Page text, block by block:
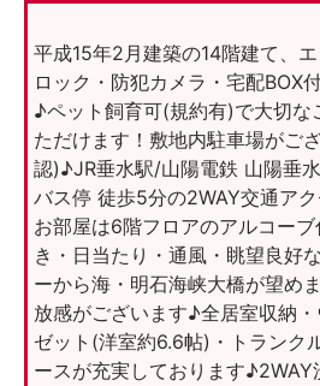
平成15年2月建築の14階建て、
ロック・防犯カメラ・宅配BOX
♪ペット飼育可(規約有)で大切な
ただけます！敷地内駐車場がご
認)♪JR垂水駅/山陽電鉄 山陽垂
バス停 徒歩5分の2WAY交通アク
お部屋は6階フロアのアルコー
き・日当たり・通風・眺望良好
ーから海・明石海峡大橋が望め
放感がございます♪全居室収納
ゼット(洋室約6.6帖)・トランク
ースが充実しております